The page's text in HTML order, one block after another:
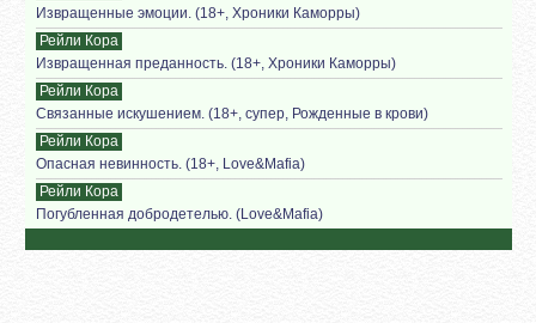
Извращенные эмоции. (18+, Хроники Каморры)
Рейли Кора
Извращенная преданность. (18+, Хроники Каморры)
Рейли Кора
Связанные искушением. (18+, супер, Рожденные в крови)
Рейли Кора
Опасная невинность. (18+, Love&Mafia)
Рейли Кора
Погубленная добродетелью. (Love&Mafia)